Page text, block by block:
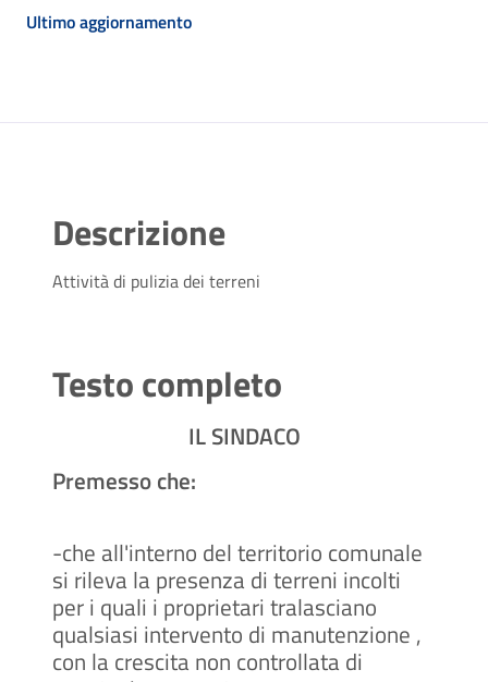
Ultimo aggiornamento
Descrizione
Attività di pulizia dei terreni
Testo completo
IL SINDACO
Premesso che:
-che all'interno del territorio comunale
si rileva la presenza di terreni incolti
per i quali i proprietari tralasciano
qualsiasi intervento di manutenzione ,
con la crescita non controllata di